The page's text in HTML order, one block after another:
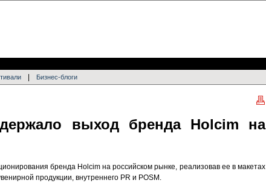
Бизнес-блоги
выход бренда Holcim на
бренда Holcim на российском рынке, реализовав ее в макетах
продукции, внутреннего PR и POSM.